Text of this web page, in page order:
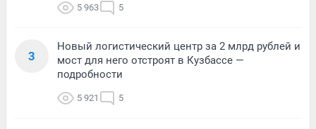
5 963 5
3
Новый логистический центр за 2 млрд рублей и
мост для него отстроят в Кузбассе —
подробности
5 921 5